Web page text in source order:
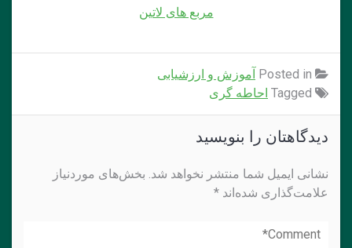
مربع های لاتین
آموزش و ارزشیابی
احاطه گری
دیدگاهتان را بنویسید
نشانی ایمیل شما منتشر نخواهد شد. بخش‌های موردنیاز
علامت‌گذاری شده‌اند *